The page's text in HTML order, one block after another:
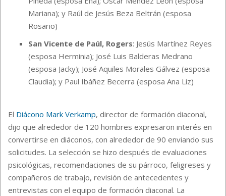
Mariana); y Raúl de Jesús Beza Beltrán (esposa
Rosario)
San Vicente de Paúl, Rogers: Jesús Martínez Reyes
(esposa Herminia); José Luis Balderas Medrano
(esposa Jacky); José Aquiles Morales Gálvez (esposa
Claudia); y Paul Ibáñez Becerra (esposa Ana Liz)
El Diácono Mark Verkamp, director de formación diaconal,
dijo que alrededor de 120 hombres expresaron interés en
convertirse en diáconos, con alrededor de 90 enviando sus
solicitudes. La selección se hizo después de evaluaciones
psicológicas, recomendaciones de su párroco, feligreses y
compañeros de trabajo, revisión de antecedentes y
entrevistas con el equipo de formación diaconal. La